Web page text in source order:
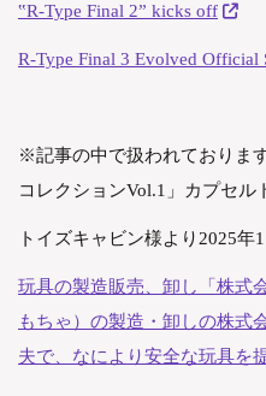
‟R-Type Final 2” kicks off
R-Type Final 3 Evolved Official
※記事の中で扱われておりま
コレクションVol.1」カプセル
トイズキャビン様より2025年
玩具の製造販売、卸し「株式
もちゃ）の製造・卸しの株式
夫で、なにより安全な玩具を